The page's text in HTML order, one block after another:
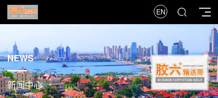
EN
NEWS
新闻中心